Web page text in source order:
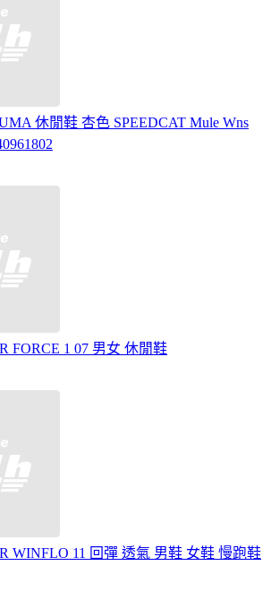
休閒鞋 杏色 SPEEDCAT Mule Wns
FORCE 1 07 男女 休閒鞋
WINFLO 11 回彈 透氣 男鞋 女鞋 慢跑鞋